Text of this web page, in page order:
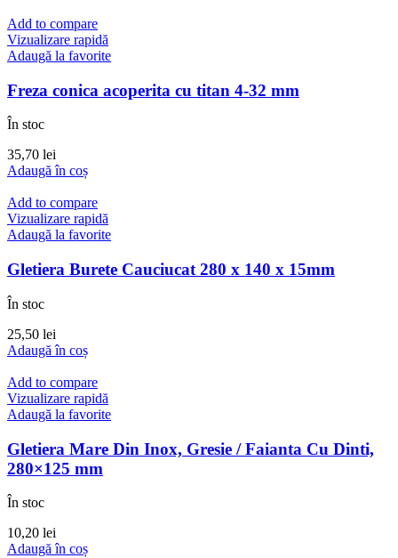
Add to compare
Vizualizare rapidă
Adaugă la favorite
Freza conica acoperita cu titan 4-32 mm
În stoc
35,70 lei
Adaugă în coș
Add to compare
Vizualizare rapidă
Adaugă la favorite
Gletiera Burete Cauciucat 280 x 140 x 15mm
În stoc
25,50 lei
Adaugă în coș
Add to compare
Vizualizare rapidă
Adaugă la favorite
Gletiera Mare Din Inox, Gresie / Faianta Cu Dinti,
280×125 mm
În stoc
10,20 lei
Adaugă în coș